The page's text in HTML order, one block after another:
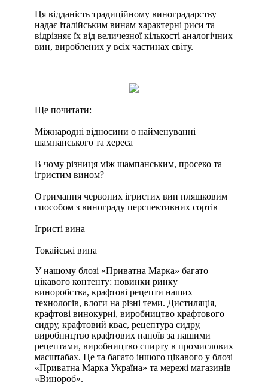
Ця відданість традиційному виноградарству
надає італійським винам характерні риси та
відрізняє їх від величезної кількості аналогічних
вин, вироблених у всіх частинах світу.
Ще почитати:
Міжнародні відносини о найменуванні
шампанського та хереса
В чому різниця між шампанським, просеко та
ігристим вином?
Отримання червоних ігристих вин пляшковим
способом з винограду перспективних сортів
Ігристі вина
Токайські вина
У нашому блозі «Приватна Марка» багато
цікавого контенту: новинки ринку
виноробства, крафтові рецепти наших
технологів, влоги на різні теми. Дистиляція,
крафтові винокурні, виробництво крафтового
сидру, крафтовий квас, рецептура сидру,
виробництво крафтових напоїв за нашими
рецептами, виробництво спирту в промислових
масштабах. Це та багато іншого цікавого у блозі
«Приватна Марка Україна» та мережі магазинів
«Винороб».